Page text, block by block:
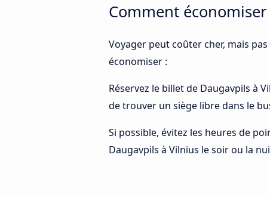
Comment
Voyager peut coûter cher, mais
économiser :
Réservez le billet de Daugavpils à
de trouver un siège libre dans le
Si possible, évitez les heures de
Daugavpils à Vilnius le soir ou la